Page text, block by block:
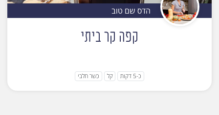
הדס שם טוב
קפה קר ביתי
כ-5 דקות קל כשר חלבי